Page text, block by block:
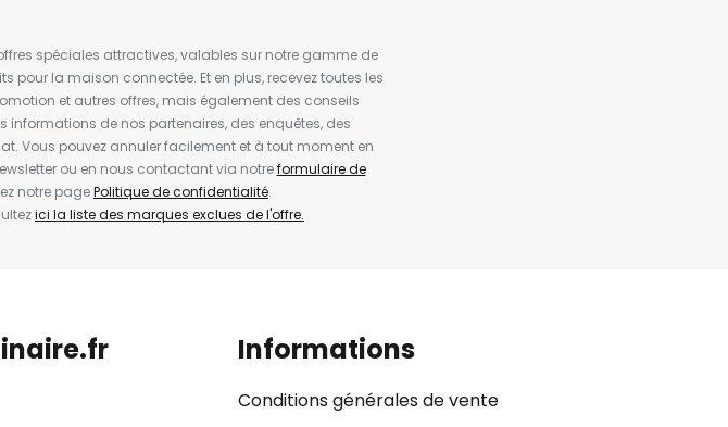
spéciales attractives, valables sur notre gamme de
pour la maison connectée. Et en plus, recevez toutes les
et autres offres, mais également des conseils
de nos partenaires, des enquêtes, des
Vous pouvez annuler facilement et à tout moment en
ou en nous contactant via notreformulaire de
notre pagePolitique de confidentialité.
ici la liste des marques exclues de l'offre.
Informations
Conditions générales de vente